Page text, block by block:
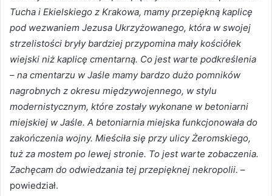
Tucha i Ekielskiego z Krakowa, mamy przepiękną kaplicę
pod wezwaniem Jezusa Ukrzyżowanego, która w swojej
strzelistości bryły bardziej przypomina mały kościółek
wiejski niż kaplicę cmentarną. Co jest warte podkreślenia
– na cmentarzu w Jaśle mamy bardzo dużo pomników
nagrobnych z okresu międzywojennego, w stylu
modernistycznym, które zostały wykonane w betoniarni
miejskiej w Jaśle. A betoniarnia miejska funkcjonowała do
zakończenia wojny. Mieściła się przy ulicy Żeromskiego,
tuż za mostem po lewej stronie. To jest warte zobaczenia.
Zachęcam do odwiedzania tej przepięknej nekropolii. –
powiedział.